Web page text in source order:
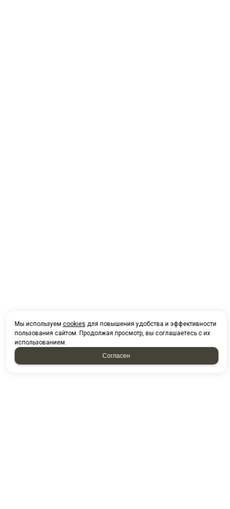
Мы используем cookies для повышения удобства и эффективности
пользования сайтом. Продолжая просмотр, вы соглашаетесь с их
использованием.
Согласен